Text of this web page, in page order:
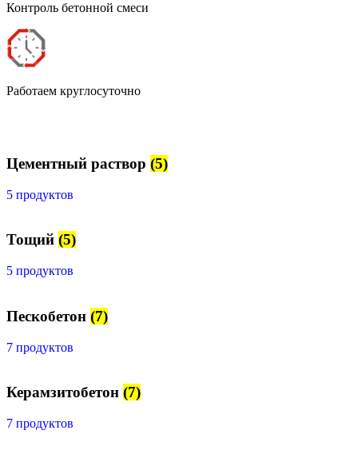
Контроль бетонной смеси
Работаем круглосуточно
Цементный раствор (5)
5 продуктов
Тощий (5)
5 продуктов
Пескобетон (7)
7 продуктов
Керамзитобетон (7)
7 продуктов